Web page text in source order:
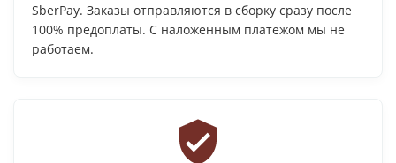
SberPay. Заказы отправляются в сборку сразу после
100% предоплаты. С наложенным платежом мы не
работаем.